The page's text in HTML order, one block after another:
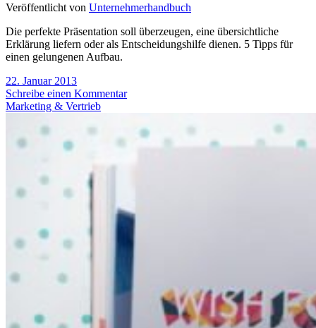
Veröffentlicht von Unternehmerhandbuch
Die perfekte Präsentation soll überzeugen, eine übersichtliche
Erklärung liefern oder als Entscheidungshilfe dienen. 5 Tipps für
einen gelungenen Aufbau.
22. Januar 2013
Schreibe einen Kommentar
Marketing & Vertrieb